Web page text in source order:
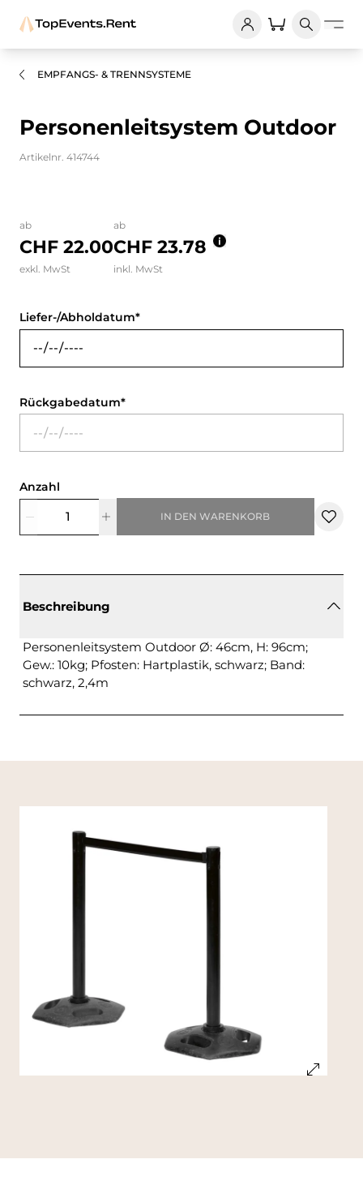
EMPFANGS- & TRENNSYSTEME
Personenleitsystem Outdoor
Artikelnr. 414744
ab
CHF 22.00
exkl. MwSt
ab
CHF 23.78
inkl. MwSt
Liefer-/Abholdatum
Rückgabedatum
Anzahl
IN DEN WARENKORB
Beschreibung
Personenleitsystem Outdoor Ø: 46cm, H: 96cm;
Gew.: 10kg; Pfosten: Hartplastik, schwarz; Band:
schwarz, 2,4m